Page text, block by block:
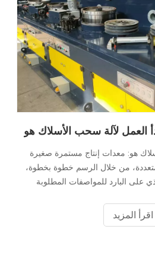
العمل لآلة سحب الأسلاك هو
هو: معدات إنتاج مستمرة صغيرة
من خلال الرسم خطوة بخطوة،
على البارد للمواصفات المطلوبة
اقرأ المزيد